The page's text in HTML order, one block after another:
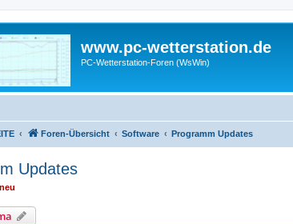
www.pc-wetterstation.de
PC-Wetterstation-Foren (WsWin)
Foren-Übersicht Software Programm Updates
Updates